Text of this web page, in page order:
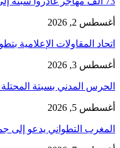
أغسطس 2, 2026
اتحاد المقاولات الإعلامية
أغسطس 3, 2026
الحرس المدني بسبتة
أغسطس 5, 2026
المغرب التطواني يدعو إلى